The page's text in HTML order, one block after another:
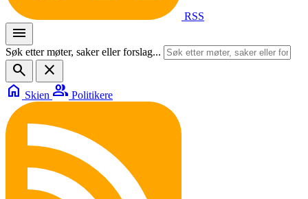
RSS
menu
Søk etter møter, saker eller forslag...
search
close
home Skien group Politikere